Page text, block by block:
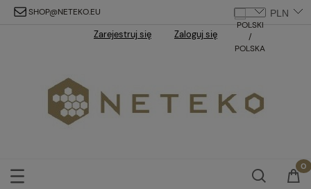
SHOP@NETEKO.EU
Zarejestruj się Zaloguj się